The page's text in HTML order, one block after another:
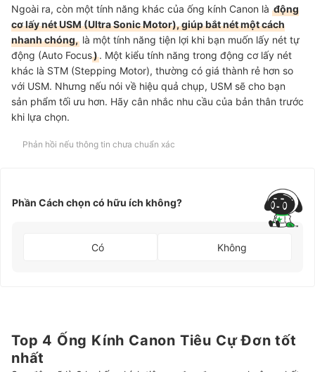
Ngoài ra, còn một tính năng khác của ống kính Canon là động
cơ lấy nét USM (Ultra Sonic Motor), giúp bắt nét một cách
nhanh chóng, là một tính năng tiện lợi khi bạn muốn lấy nét tự
động (Auto Focus). Một kiểu tính năng trong động cơ lấy nét
khác là STM (Stepping Motor), thường có giá thành rẻ hơn so
với USM. Nhưng nếu nói về hiệu quả chụp, USM sẽ cho bạn
sản phẩm tối ưu hơn. Hãy cân nhắc nhu cầu của bản thân trước
khi lựa chọn.
Phản hồi nếu thông tin chưa chuẩn xác
Phần Cách chọn có hữu ích không?
Có Không
Top 4 Ống Kính Canon Tiêu Cự Đơn tốt
nhất